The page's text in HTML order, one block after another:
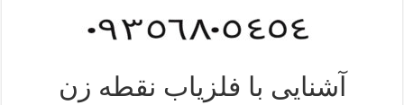
آشنایی با فلزیاب نقطه‌ زن